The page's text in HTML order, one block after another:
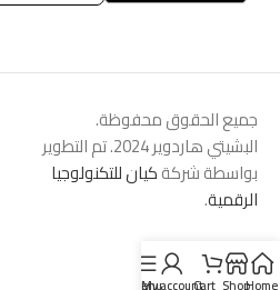
جميع الحقوق محفوظة.
البشيتي هاردوير 2024. تم التطوير
بواسطة شركةكيان للتكنولوجيا
الرقمية.
Home
Shop
Cart
My account
Menu